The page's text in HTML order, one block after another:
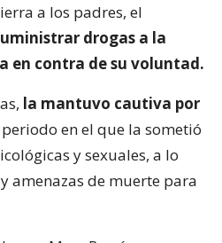
a los padres, el
drogas a la
en contra de su voluntad.
la mantuvo cautiva por
periodo en el que la sometió
y sexuales, a lo
amenazas de muerte para